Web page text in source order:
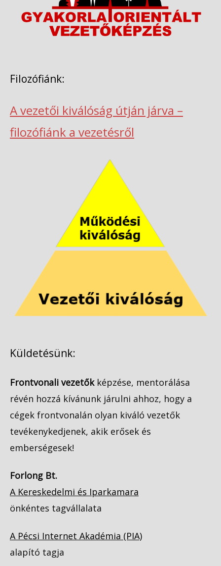
Filozófiánk:
A vezetői kiválóság útján járva –
filozófiánk a vezetésről
Küldetésünk:
Frontvonali vezetőkképzése, mentorálása
révén hozzá kívánunk járulni ahhoz, hogy a
cégek frontvonalán olyan kiváló vezetők
tevékenykedjenek, akik erősek és
emberségesek!
Forlong Bt.
A Kereskedelmi és Iparkamara
önkéntes tagvállalata
A Pécsi Internet Akadémia (PIA)
alapító tagja